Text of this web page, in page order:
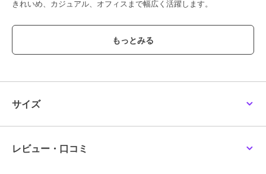
きれいめ、カジュアル、オフィスまで幅広く活躍します。
--------------------
≪お気に入り登録機能の使い方≫
--------------------
実際の色味と異なって見える場合がございます。
サイズ
レビュー・口コミ